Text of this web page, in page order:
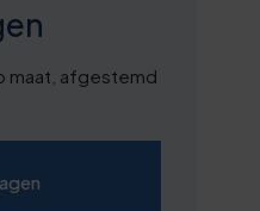
maat, afgestemd